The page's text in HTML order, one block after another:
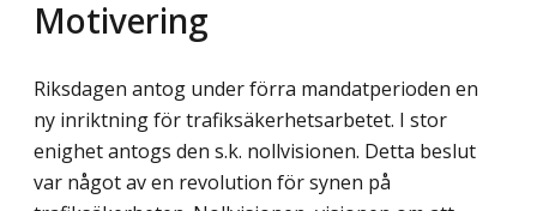
Motivering
Riksdagen antog under förra mandatperioden en
ny inriktning för trafiksäkerhetsarbetet. I stor
enighet antogs den s.k. nollvisionen. Detta beslut
var något av en revolution för synen på